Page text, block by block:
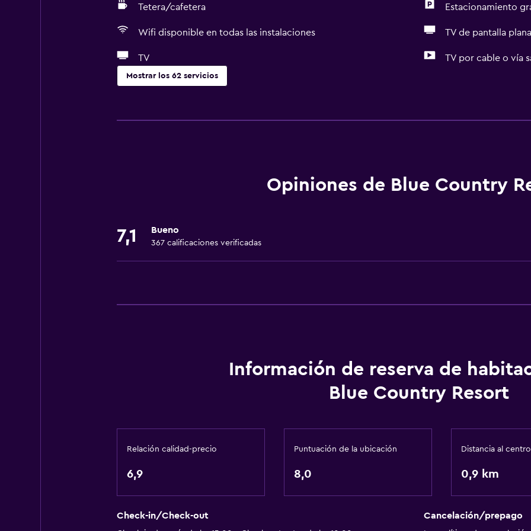
Tetera/cafetera Estacionamiento
Wifi disponible en todas las instalaciones TV de pantalla plana
TV TV por cable o vía
Mostrar los 62 servicios
Wifi gratis
Artículos de aseo gratis
Servicio de despertador
Instalaciones para
Tetera eléctrica
Restaurante
Habitaciones familiares
Sala de juegos
Opiniones de Blue Country
7,1 Bueno
367 calificaciones verificadas
Información de reserva de
Blue Country Resort
Relación calidad-precio
6,9
Puntuación de la ubicación
8,0
Distancia al centro
0,9 km
Check-in/Check-out Cancelación/prepago